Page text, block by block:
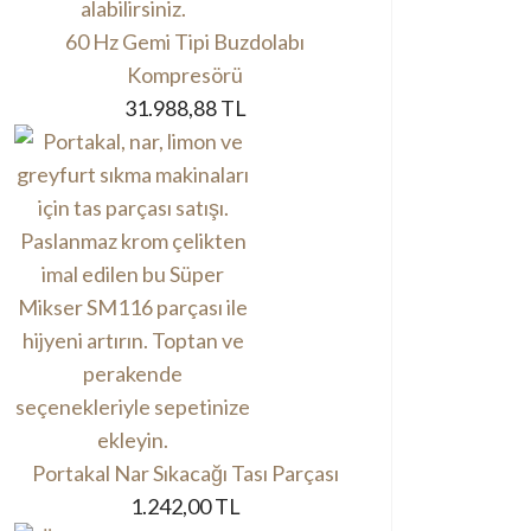
60 Hz Gemi Tipi Buzdolabı
Kompresörü
31.988,88 TL
Portakal Nar Sıkacağı Tası Parçası
1.242,00 TL